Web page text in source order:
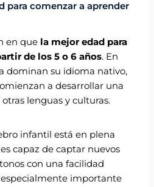
para comenzar a aprender
en que la mejor edad para
de los 5 o 6 años. En
dominan su idioma nativo,
a desarrollar una
lenguas y culturas.
infantil está en plena
es capaz de captar nuevos
con una facilidad
especialmente importante